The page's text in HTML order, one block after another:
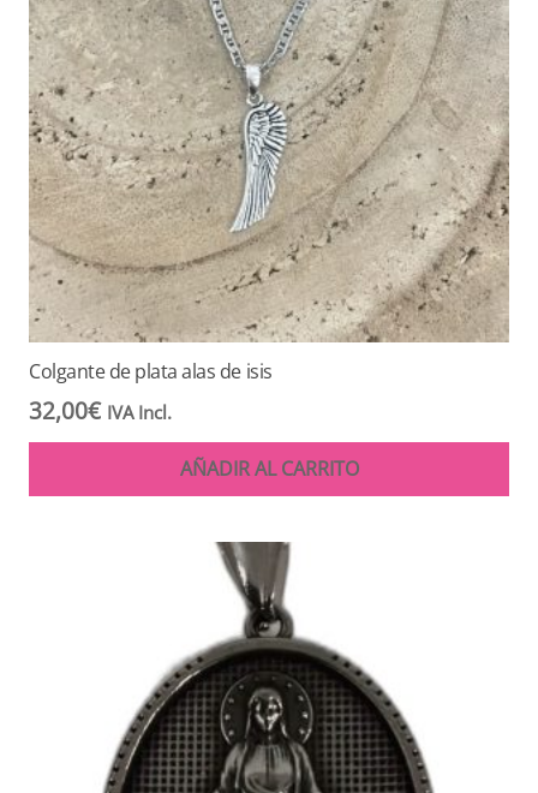
Colgante de plata alas de isis
32,00€ IVA Incl.
AÑADIR AL CARRITO